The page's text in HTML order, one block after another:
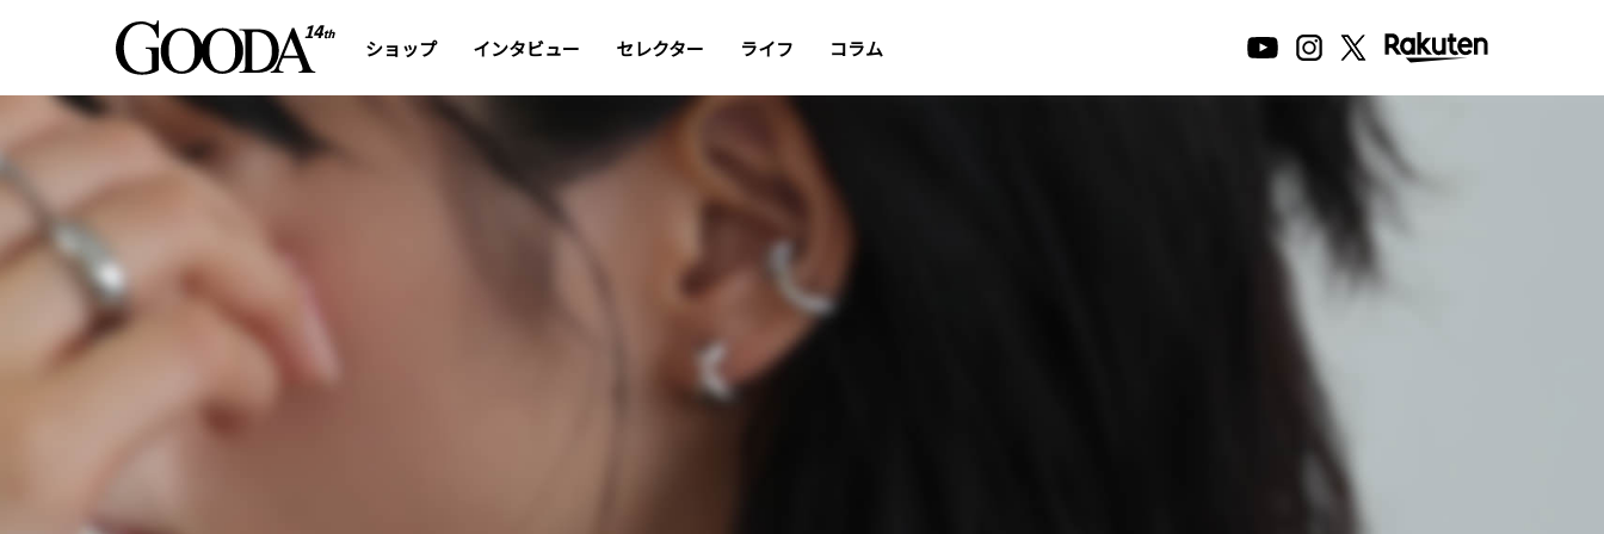
ショップ インタビュー セレクター ライフ コラム
洗練されたアクセサリーを販売